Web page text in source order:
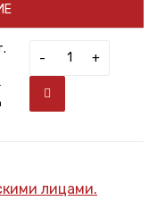
- +
лицами.